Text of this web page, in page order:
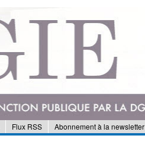
Flux RSS Abonnement à la newsletter